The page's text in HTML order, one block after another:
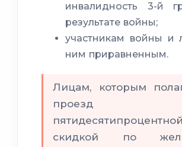
инвалидность 3-й
результате войны;
участникам войны и
ним приравненным.
Лицам, которым
пятидесятипроцентной
скидкой по